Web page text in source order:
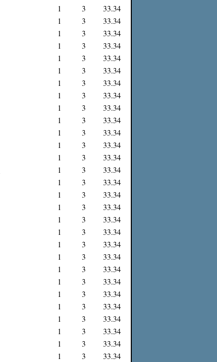
1 3
33.34
1 3
33.34
1 3
33.34
1 3
33.34
1 3
33.34
1 3
33.34
1 3
33.34
1 3
33.34
1 3
33.34
1 3
33.34
1 3
33.34
1 3
33.34
1 3
33.34
1 3
33.34
1 3
33.34
1 3
33.34
1 3
33.34
1 3
33.34
1 3
33.34
1 3
33.34
1 3
33.34
1 3
33.34
1 3
33.34
1 3
33.34
1 3
33.34
1 3
33.34
1 3
33.34
1 3
33.34
1 3
33.34